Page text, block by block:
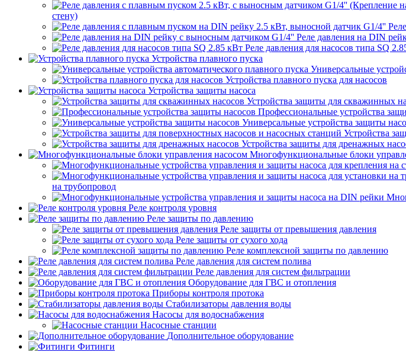
стену)
Реле давления на DIN
Реле давления для насосов типа SQ
Устройства плавного пуска
Универсальные
Устройства плавного пуска для насосов
Устройства защиты насоса
Устройства защиты для скважинных
Профессиональные устройства
Универсальные устройства защиты
Устройства
Устройства защиты для дренажных
Многофункциональные блоки
на трубопровод
Реле контроля уровня
Реле защиты по давлению
Реле защиты от превышения давления
Реле защиты от сухого хода
Реле комплексной защиты по давлению
Реле давления для систем полива
Реле давления для систем фильтрации
Оборудование для ГВС и отопления
Приборы контроля протока
Стабилизаторы давления воды
Насосы для водоснабжения
Насосные станции
Дополнительное оборудование
Фитинги